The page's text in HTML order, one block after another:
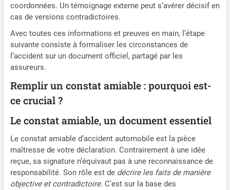
coordonnées. Un témoignage externe peut s’avérer décisif en
cas de versions contradictoires.
Avec toutes ces informations et preuves en main, l’étape
suivante consiste à formaliser les circonstances de
l’accident sur un document officiel, partagé par les
assureurs.
Remplir un constat amiable : pourquoi est-
ce crucial ?
Le constat amiable, un document essentiel
Le constat amiable d’accident automobile est la pièce
maîtresse de votre déclaration. Contrairement à une idée
reçue, sa signature n’équivaut pas à une reconnaissance de
responsabilité. Son rôle est de décrire les faits de manière
objective et contradictoire. C’est sur la base des